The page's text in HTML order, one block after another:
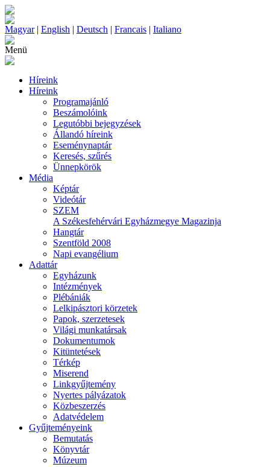
Magyar| English | Deutsch | Francais | Italiano
Menü
Híreink
Híreink
Programajánló
Beszámolóink
Legutóbbi bejegyzések
Állandó híreink
Eseménynaptár
Keresés, szűrés
Ünnepkörök
Média
Képtár
Videótár
SZEM
A Székesfehérvári Egyházmegye Magazinja
Hangtár
Szentföld 2008
Napi evangélium
Adattár
Egyházunk
Intézmények
Plébániák
Lelkipásztori körzetek
Papok, szerzetesek
Világi munkatársak
Dokumentumok
Kitüntetések
Térkép
Miserend
Linkgyűjtemény
Nyertes pályázatok
Közbeszerzés
Adatvédelem
Gyűjteményeink
Bemutatás
Könyvtár
Múzeum